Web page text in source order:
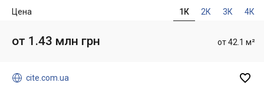
1К 2К 3К 4К
Цена
от 42.1 м²
от 1.43 млн грн
 cite.com.ua 